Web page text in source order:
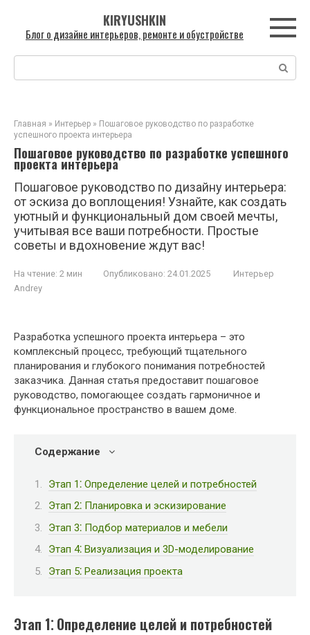
контенту
KIRYUSHKIN
Блог о дизайне интерьеров, ремонте и обустройстве
Поиск:
Главная » Интерьер » Пошаговое руководство по разработке
успешного проекта интерьера
Пошаговое руководство по разработке успешного
проекта интерьера
Пошаговое руководство по дизайну интерьера:
от эскиза до воплощения! Узнайте, как создать
уютный и функциональный дом своей мечты,
учитывая все ваши потребности. Простые
советы и вдохновение ждут вас!
На чтение: 2 мин Опубликовано: 24.01.2025
Интерьер
Andrey
Разработка успешного проекта интерьера – это
комплексный процесс, требующий тщательного
планирования и глубокого понимания потребностей
заказчика. Данная статья предоставит пошаговое
руководство, помогающее создать гармоничное и
функциональное пространство в вашем доме.
Содержание
Этап 1⁚ Определение целей и потребностей
Этап 2⁚ Планировка и эскизирование
Этап 3⁚ Подбор материалов и мебели
Этап 4⁚ Визуализация и 3D-моделирование
Этап 5⁚ Реализация проекта
Этап 1⁚ Определение целей и потребностей